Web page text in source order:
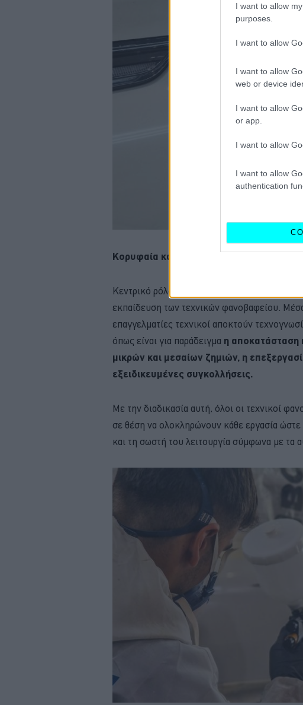
I want to allow
purposes.
I want to allow
I want to allow
web or device
I want to allow
or app.
I want to allow
I want to allow
authentication
Κορυφαία κατάρτιση τεχνικών για
Κεντρικό ρόλο στην πιστοποίηση του
εκπαίδευση των τεχνικών φανοβαφείου.
επαγγελματίες τεχνικοί αποκτούν
όπως είναι για παράδειγμα η αποκατάσταση
μικρών και μεσαίων ζημιών, η
εξειδικευμένες συγκολλήσεις.
Με την διαδικασία αυτή, όλοι οι τεχνικοί
σε θέση να ολοκληρώνουν κάθε εργασία ώστε
και τη σωστή του λειτουργία σύμφωνα με τα